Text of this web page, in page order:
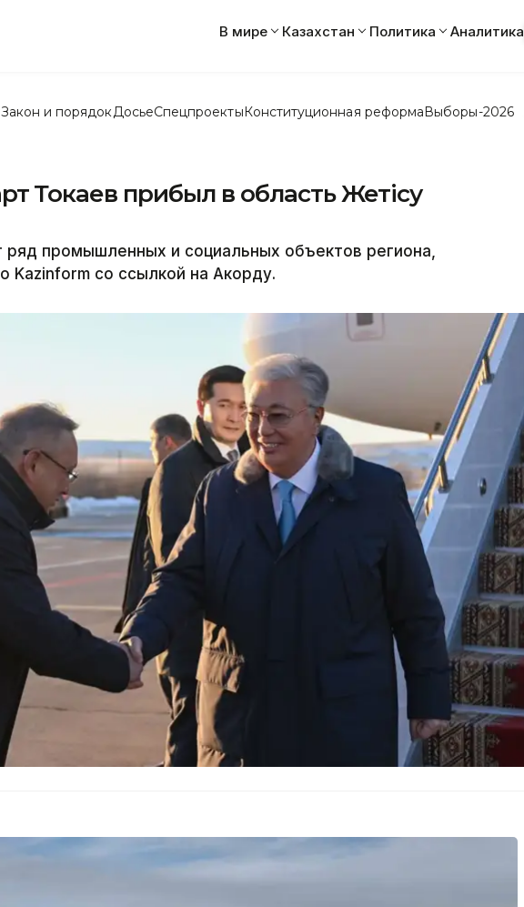
В мире Казахстан Политика Аналитика
Закон и порядок ДосьеСпецпроектыКонституционная реформаВыборы-2026
Токаев прибыл в область Жетісу
ряд промышленных и социальных объектов региона,
Kazinform со ссылкой на Акорду.